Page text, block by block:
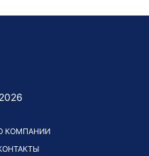
КОМПАНИИ